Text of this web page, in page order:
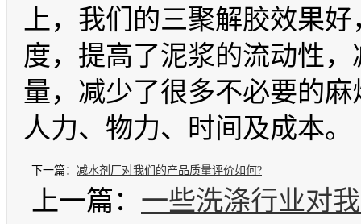
上，我们的三聚解胶效果
度，提高了泥浆的流动性
量，减少了很多不必要的
人力、物力、时间及成本。
下一篇： 减水剂厂对我们的产品质量评价如何?
上一篇： 一些洗涤行业对